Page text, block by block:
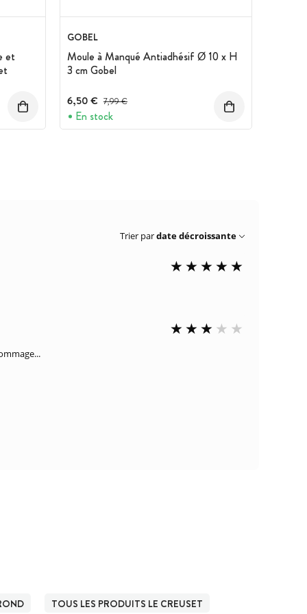
et
GOBEL
Moule à Manqué Antiadhésif Ø 10 x H
3 cm Gobel
6,50 € Prix avant réduction :
7,99 €
En stock
Trier pardate décroissante
TOUS LES PRODUITS LE CREUSET